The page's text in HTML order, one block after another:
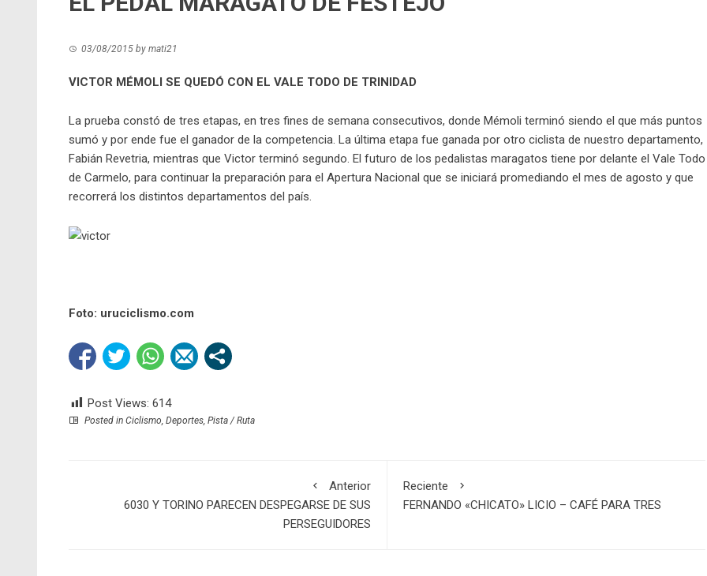
03/08/2015 by mati21
VICTOR MÉMOLI SE QUEDÓ CON EL VALE TODO DE TRINIDAD
La prueba constó de tres etapas, en tres fines de semana consecutivos, donde Mémoli terminó siendo el que más puntos
sumó y por ende fue el ganador de la competencia. La última etapa fue ganada por otro ciclista de nuestro departamento,
Fabián Revetria, mientras que Victor terminó segundo. El futuro de los pedalistas maragatos tiene por delante el Vale Todo
de Carmelo, para continuar la preparación para el Apertura Nacional que se iniciará promediando el mes de agosto y que
recorrerá los distintos departamentos del país.
Foto: uruciclismo.com
Post Views: 614
Posted in Ciclismo, Deportes, Pista / Ruta
Anterior
6030 Y TORINO PARECEN DESPEGARSE DE SUS
PERSEGUIDORES
Reciente
FERNANDO «CHICATO» LICIO – CAFÉ PARA TRES